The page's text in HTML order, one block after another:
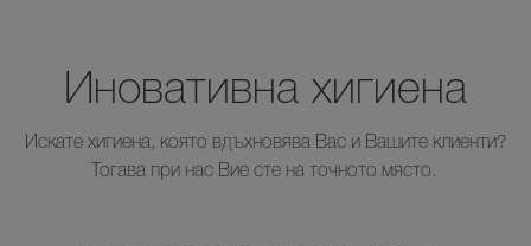
Иновативна хигиена
Искате хигиена, която вдъхновява Вас и Вашите клиенти?
Тогава при нас Вие сте на точното място.